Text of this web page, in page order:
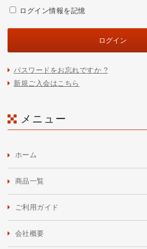
ログイン情報を記憶
パスワードをお忘れですか ?
新規ご入会はこちら
メニュー
ホーム
商品一覧
ご利用ガイド
会社概要